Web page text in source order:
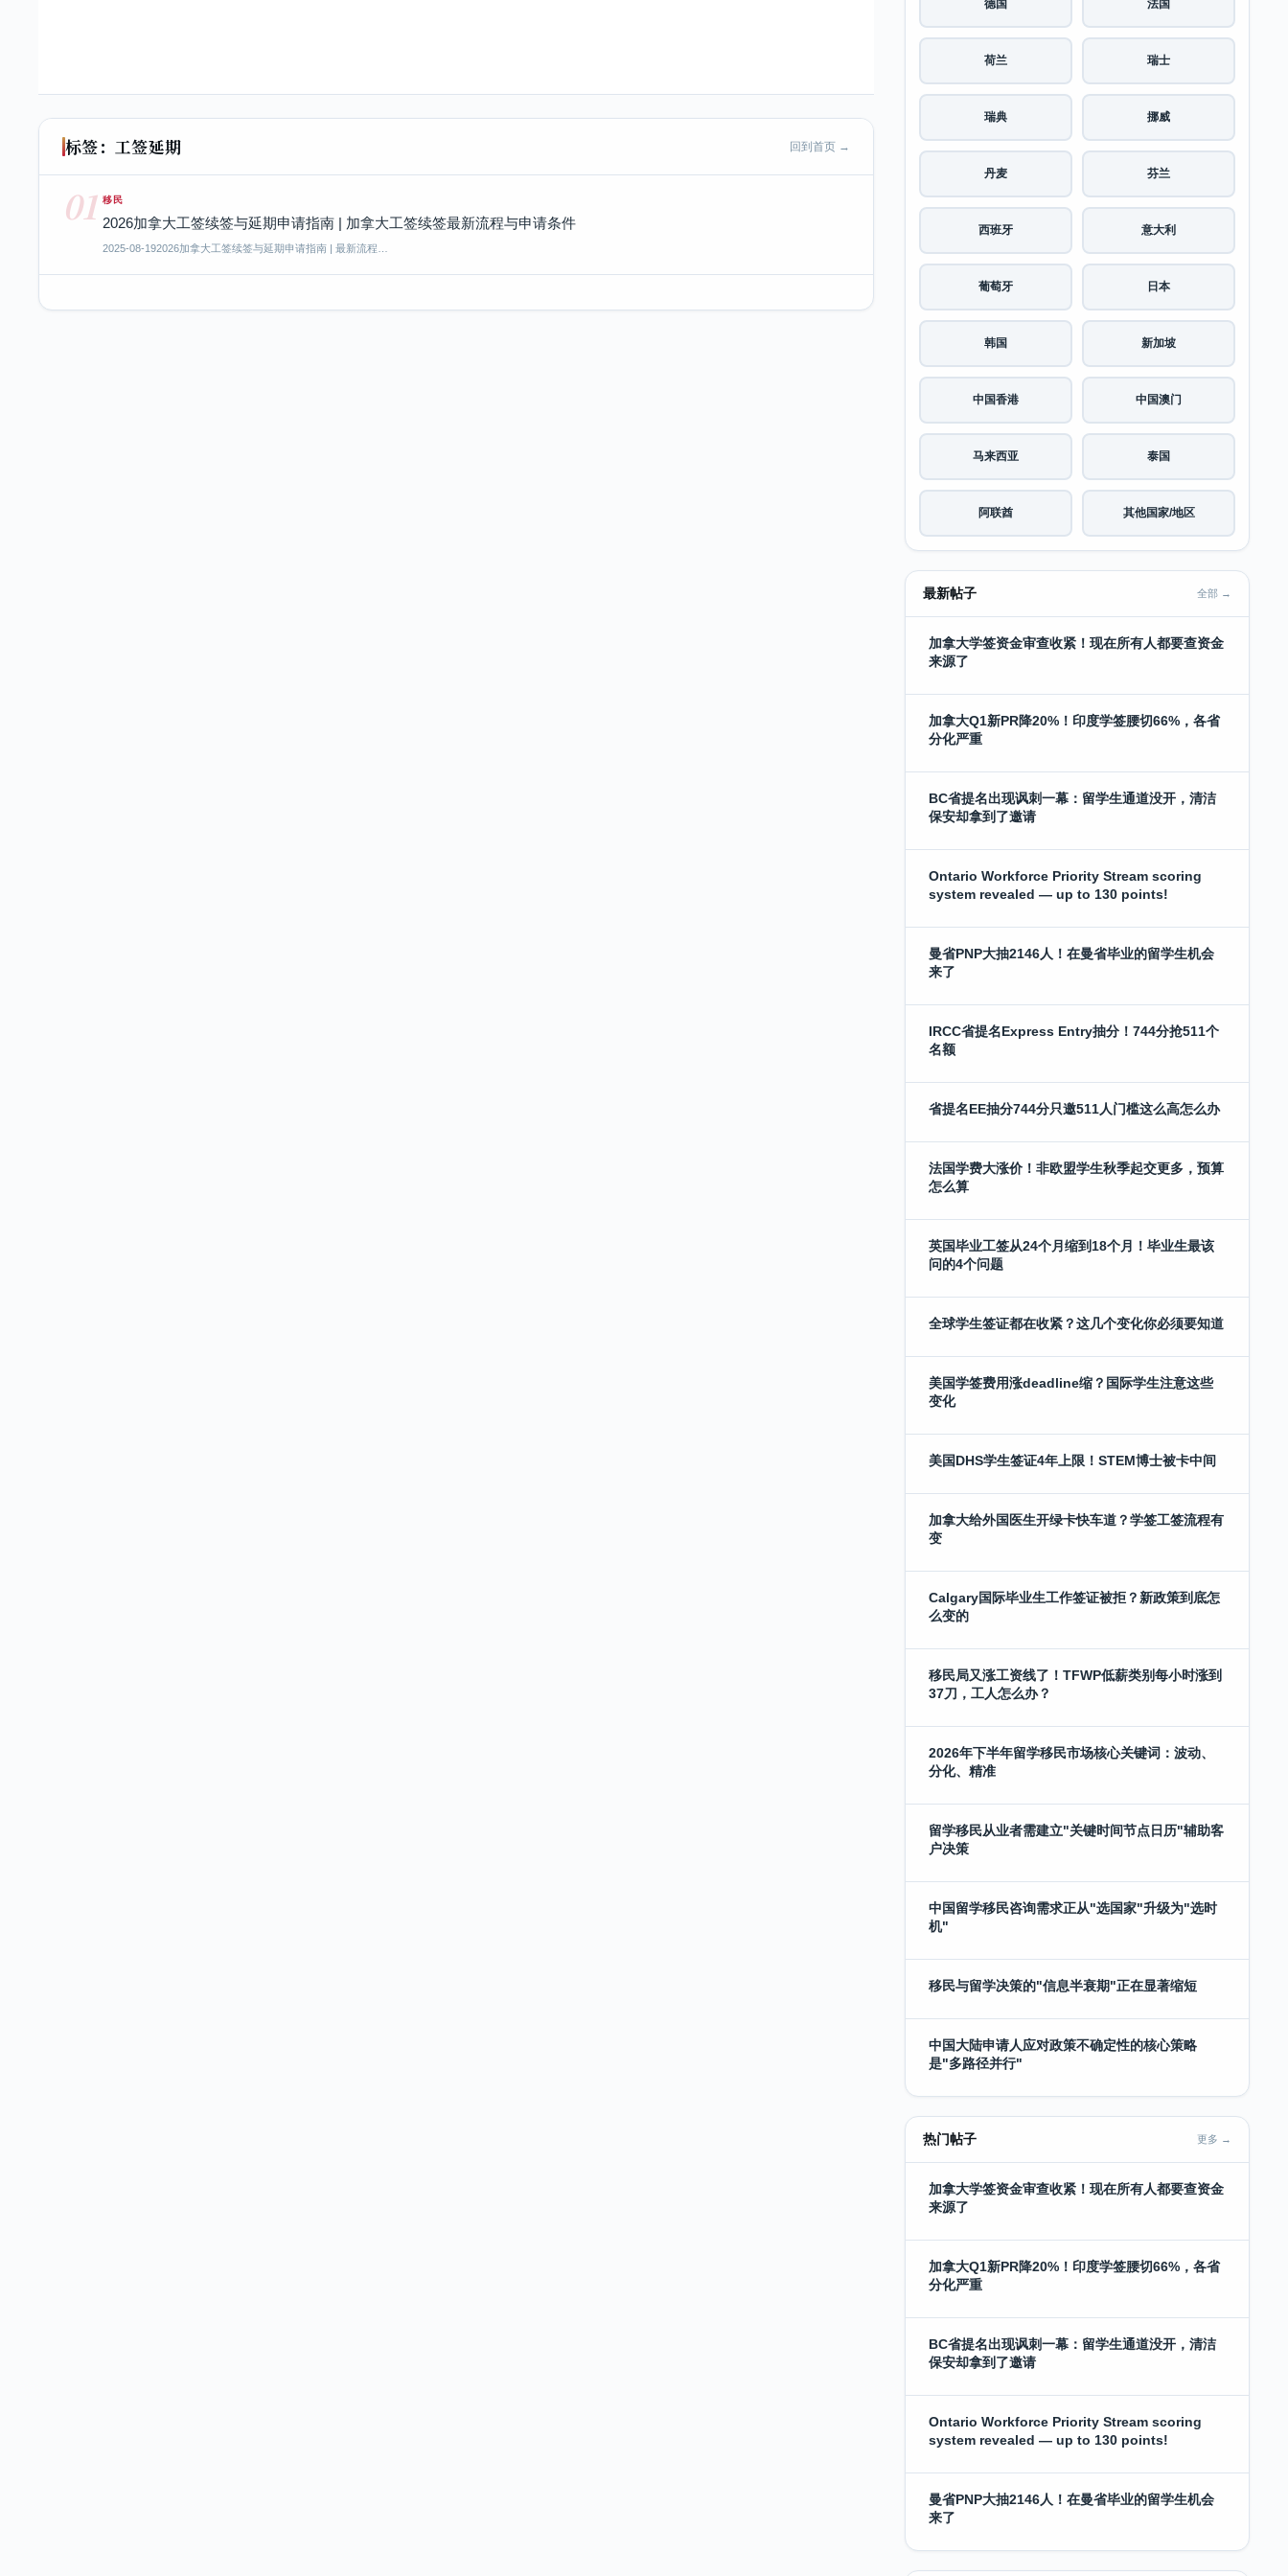
标签：工签延期 回到首页 →
01 移民
2026加拿大工签续签与延期申请指南 | 加拿大工签续签最新流程与申请条件
2025-08-192026加拿大工签续签与延期申请指南 | 最新流程…
德国 法国
荷兰 瑞士
瑞典 挪威
丹麦 芬兰
西班牙 意大利
葡萄牙 日本
韩国 新加坡
中国香港 中国澳门
马来西亚 泰国
阿联酋 其他国家/地区
最新帖子 全部 →
加拿大学签资金审查收紧！现在所有人都要查资金
来源了
加拿大Q1新PR降20%！印度学签腰切66%，各省
分化严重
BC省提名出现讽刺一幕：留学生通道没开，清洁
保安却拿到了邀请
Ontario Workforce Priority Stream scoring
system revealed — up to 130 points!
曼省PNP大抽2146人！在曼省毕业的留学生机会
来了
IRCC省提名Express Entry抽分！744分抢511个
名额
省提名EE抽分744分只邀511人门槛这么高怎么办
法国学费大涨价！非欧盟学生秋季起交更多，预算
怎么算
英国毕业工签从24个月缩到18个月！毕业生最该
问的4个问题
全球学生签证都在收紧？这几个变化你必须要知道
美国学签费用涨deadline缩？国际学生注意这些
变化
美国DHS学生签证4年上限！STEM博士被卡中间
加拿大给外国医生开绿卡快车道？学签工签流程有
变
Calgary国际毕业生工作签证被拒？新政策到底怎
么变的
移民局又涨工资线了！TFWP低薪类别每小时涨到
37刀，工人怎么办？
2026年下半年留学移民市场核心关键词：波动、
分化、精准
留学移民从业者需建立"关键时间节点日历"辅助客
户决策
中国留学移民咨询需求正从"选国家"升级为"选时
机"
移民与留学决策的"信息半衰期"正在显著缩短
中国大陆申请人应对政策不确定性的核心策略
是"多路径并行"
热门帖子 更多 →
加拿大学签资金审查收紧！现在所有人都要查资金
来源了
加拿大Q1新PR降20%！印度学签腰切66%，各省
分化严重
BC省提名出现讽刺一幕：留学生通道没开，清洁
保安却拿到了邀请
Ontario Workforce Priority Stream scoring
system revealed — up to 130 points!
曼省PNP大抽2146人！在曼省毕业的留学生机会
来了